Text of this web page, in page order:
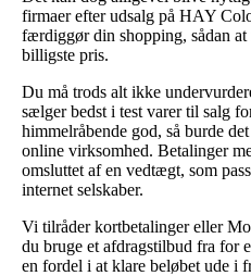
firmaer efter udsalg på HAY
færdiggør din shopping, sådan at
billigste pris.
Du må trods alt ikke
sælger bedst i test varer til salg
himmelråbende god, så burde
online virksomhed. Betalinger
omsluttet af en vedtægt, som
internet selskaber.
Vi tilråder kortbetalinger eller
du bruge et afdragstilbud fra for
en fordel i at klare beløbet ude i